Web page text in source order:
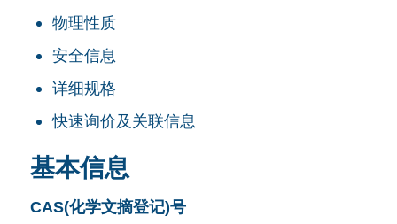
物理性质
安全信息
详细规格
快速询价及关联信息
基本信息
CAS(化学文摘登记)号